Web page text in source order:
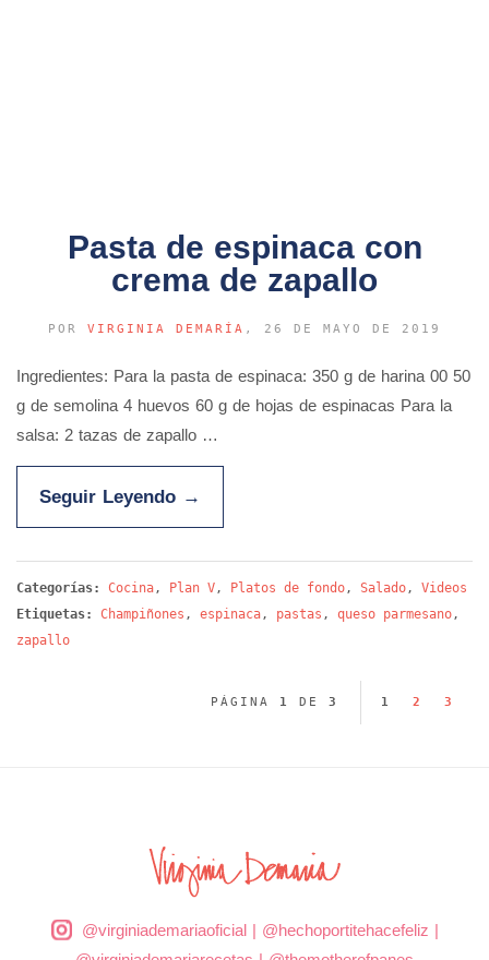
Pasta de espinaca con
crema de zapallo
POR VIRGINIA DEMARÍA , 26 DE MAYO DE 2019
Ingredientes: Para la pasta de espinaca: 350 g de harina 00 50
g de semolina 4 huevos 60 g de hojas de espinacas Para la
salsa: 2 tazas de zapallo …
Seguir Leyendo →
Categorías: Cocina, Plan V, Platos de fondo, Salado, Videos
Etiquetas:
Champiñones , espinaca, pastas , queso parmesano,
zapallo
1 2 3
PÁGINA 1 DE 3
@virginiademariaoficial| @hechoportitehacefeliz |